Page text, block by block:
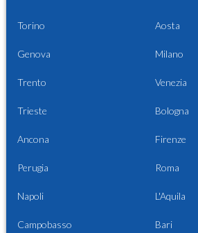
Torino Aosta
Genova Milano
Trento Venezia
Trieste Bologna
Ancona Firenze
Perugia Roma
Napoli L'Aquila
Campobasso Bari